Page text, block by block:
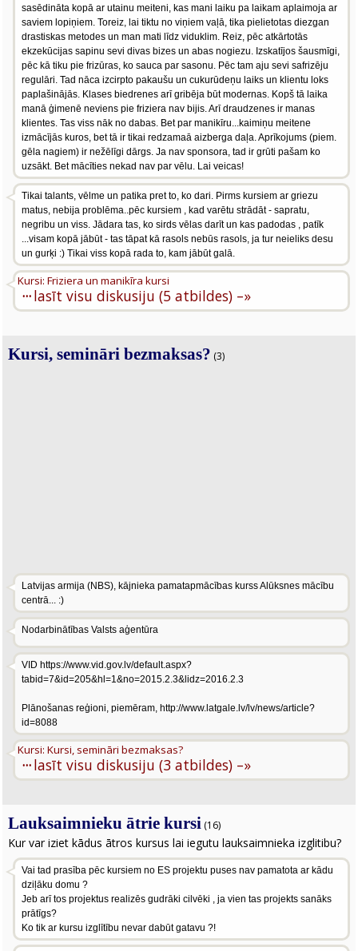
sasēdināta kopā ar utainu meiteni, kas mani laiku pa laikam aplaimoja ar
saviem lopiņiem. Toreiz, lai tiktu no viņiem vaļā, tika pielietotas diezgan
drastiskas metodes un man mati līdz viduklim. Reiz, pēc atkārtotās
ekzekūcijas sapinu sevi divas bizes un abas nogiezu. Izskatījos šausmīgi,
pēc kā tiku pie frizūras, ko sauca par sasonu. Pēc tam aju sevi safrizēju
regulāri. Tad nāca izcirpto pakaušu un cukurūdeņu laiks un klientu loks
paplašinājās. Klases biedrenes arī gribēja būt modernas. Kopš tā laika
manā ģimenē neviens pie friziera nav bijis. Arī draudzenes ir manas
klientes. Tas viss nāk no dabas. Bet par manikīru...kaimiņu meitene
izmācījās kuros, bet tā ir tikai redzamaā aizberga daļa. Aprīkojums (piem.
gēla nagiem) ir nežēlīgi dārgs. Ja nav sponsora, tad ir grūti pašam ko
uzsākt. Bet mācīties nekad nav par vēlu. Lai veicas!
Tikai talants, vēlme un patika pret to, ko dari. Pirms kursiem ar griezu
matus, nebija problēma..pēc kursiem , kad varētu strādāt - sapratu,
negribu un viss. Jādara tas, ko sirds vēlas darīt un kas padodas , patīk
...visam kopā jābūt - tas tāpat kā rasols nebūs rasols, ja tur neieliks desu
un gurķi :) Tikai viss kopā rada to, kam jābūt galā.
···
Kursi: Friziera un manikīra kursi
lasīt visu diskusiju (5 atbildes) –»
Kursi, semināri bezmaksas? (3)
Latvijas armija (NBS), kājnieka pamatapmācības kurss Alūksnes mācību
centrā... :)
Nodarbinātības Valsts aģentūra
VID https://www.vid.gov.lv/default.aspx?
tabid=7&id=205&hl=1&no=2015.2.3&lidz=2016.2.3
Plānošanas reģioni, piemēram, http://www.latgale.lv/lv/news/article?
id=8088
···
Kursi: Kursi, semināri bezmaksas?
lasīt visu diskusiju (3 atbildes) –»
Lauksaimnieku ātrie kursi (16)
Kur var iziet kādus ātros kursus lai iegutu lauksaimnieka izglitibu?
Vai tad prasība pēc kursiem no ES projektu puses nav pamatota ar kādu
dziļāku domu ?
Jeb arī tos projektus realizēs gudrāki cilvēki , ja vien tas projekts sanāks
prātīgs?
Ko tik ar kursu izglītību nevar dabūt gatavu ?!